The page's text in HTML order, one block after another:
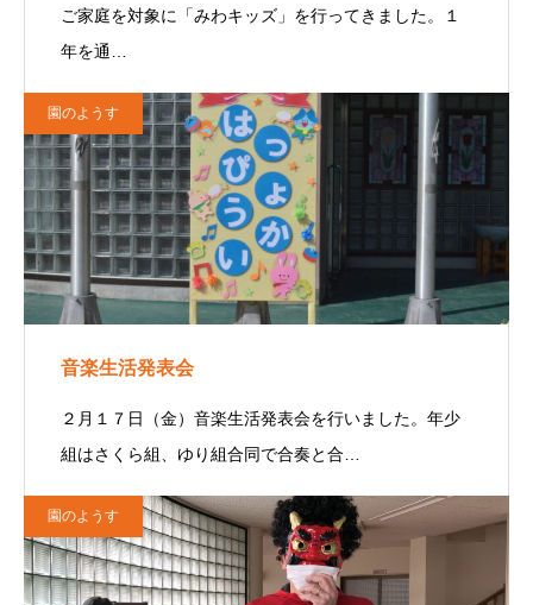
ご家庭を対象に「みわキッズ」を行ってきました。１
年を通…
園のようす
音楽生活発表会
２月１７日（金）音楽生活発表会を行いました。年少
組はさくら組、ゆり組合同で合奏と合…
園のようす